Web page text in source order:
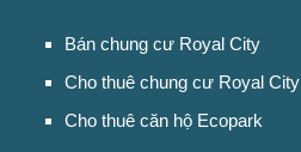
Bán chung cư Royal City
Cho thuê chung cư Royal City
Cho thuê căn hộ Ecopark